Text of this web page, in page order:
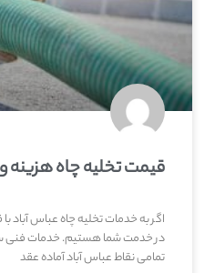
قیمت تخلیه چاه هزینه و
اگر به خدمات تخلیه چاه عباس آباد
در خدمت شما هستیم. خدمات فنی
تمامی نقاط عباس آباد آماده عقد